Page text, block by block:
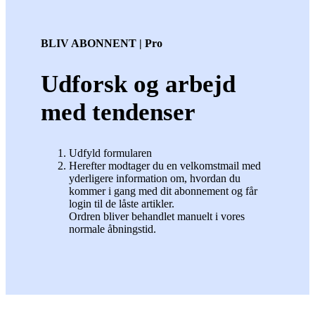
BLIV ABONNENT | Pro
Udforsk og arbejd
med tendenser
Udfyld formularen
Herefter modtager du en velkomstmail med
yderligere information om, hvordan du
kommer i gang med dit abonnement og får
login til de låste artikler.
Ordren bliver behandlet manuelt i vores
normale åbningstid.